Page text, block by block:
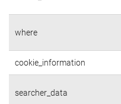
where
cookie_information
searcher_data